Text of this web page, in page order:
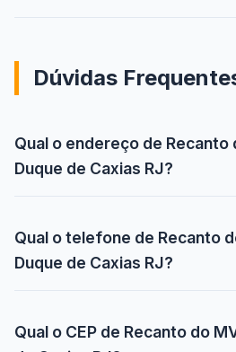
Dúvidas
Qual o endereço de
Duque de Caxias RJ?
Qual o telefone de Recanto
Duque de Caxias RJ?
Qual o CEP de Recanto do